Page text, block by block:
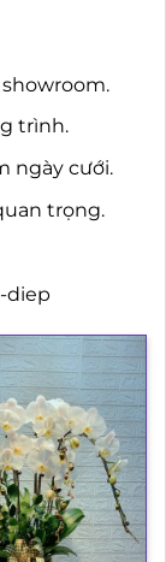
trình.
ngày cưới.
trọng.
diep